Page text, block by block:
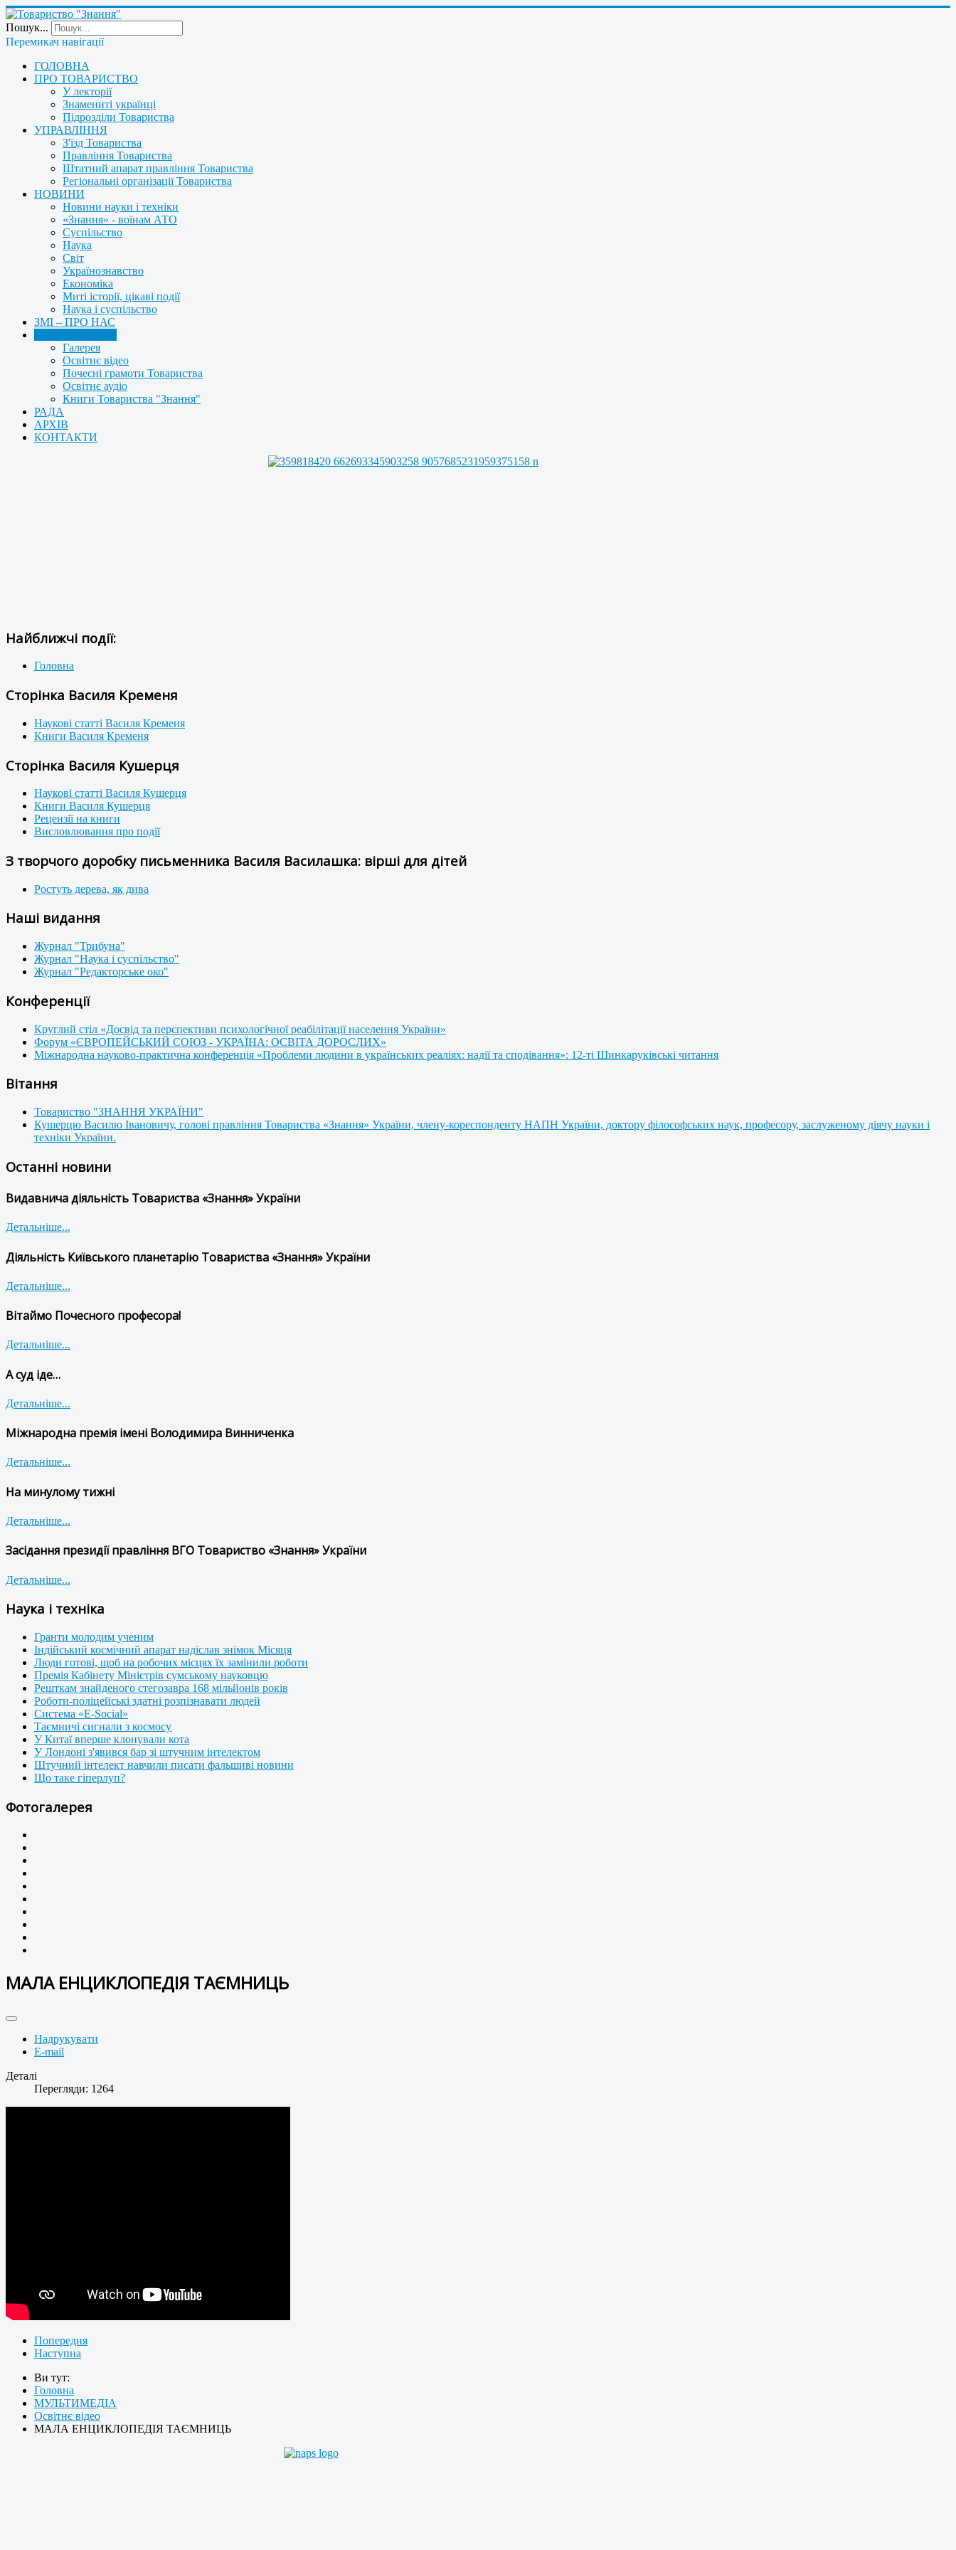
Пошук...
Перемикач навігації
ГОЛОВНА
ПРО ТОВАРИСТВО
У лекторії
Знамениті українці
Підрозділи Товариства
УПРАВЛІННЯ
З'їзд Товариства
Правління Товариства
Штатний апарат правління Товариства
Регіональні організації Товариства
НОВИНИ
Новини науки і техніки
«Знання» - воїнам АТО
Суспільство
Наука
Світ
Українознавство
Економіка
Миті історії, цікаві події
Наука і суспільство
ЗМІ – ПРО НАС
Галерея
Освітнє відео
Почесні грамоти Товариства
Освітнє аудіо
Книги Товариства "Знання"
РАДА
АРХІВ
КОНТАКТИ
Найближчі події:
Головна
Сторінка Василя Кременя
Наукові статті Василя Кременя
Книги Василя Кременя
Сторінка Василя Кушерця
Наукові статті Василя Кушерця
Книги Василя Кушерця
Рецензії на книги
Висловлювання про події
З творчого доробку письменника Василя Василашка: вірші для дітей
Ростуть дерева, як дива
Наші видання
Журнал "Трибуна"
Журнал "Наука і суспільство"
Журнал "Редакторське око"
Конференції
Круглий стіл «Досвід та перспективи психологічної реабілітації населення України»
Форум «ЄВРОПЕЙСЬКИЙ СОЮЗ - УКРАЇНА: ОСВІТА ДОРОСЛИХ»
Міжнародна науково-практична конференція «Проблеми людини в українських реаліях: надії та сподівання»: 12-ті Шинкаруківські читання
Вітання
Товариство "ЗНАННЯ УКРАЇНИ"
Кушерцю Василю Івановичу, голові правління Товариства «Знання» України, члену-кореспонденту НАПН України, доктору філософських наук, професору, заслуженому діячу науки і
техніки України.
Останні новини
Видавнича діяльність Товариства «Знання» України
Детальніше...
Діяльність Київського планетарію Товариства «Знання» України
Детальніше...
Вітаймо Почесного професора!
Детальніше...
А суд іде…
Детальніше...
Міжнародна премія імені Володимира Винниченка
Детальніше...
На минулому тижні
Детальніше...
Засідання президії правління ВГО Товариство «Знання» України
Детальніше...
Наука і техніка
Гранти молодим ученим
Індійський космічний апарат надіслав знімок Місяця
Люди готові, щоб на робочих місцях їх замінили роботи
Премія Кабінету Міністрів сумському науковцю
Решткам знайденого стегозавра 168 мільйонів років
Роботи-поліцейські здатні розпізнавати людей
Система «E-Social»
Таємничі сигнали з космосу
У Китаї вперше клонували кота
У Лондоні з'явився бар зі штучним інтелектом
Штучний інтелект навчили писати фальшиві новини
Що таке гіперлуп?
Фотогалерея
МАЛА ЕНЦИКЛОПЕДІЯ ТАЄМНИЦЬ
Надрукувати
E-mail
Деталі
Перегляди: 1264
Попередня
Наступна
Ви тут:
Головна
МУЛЬТИМЕДІА
Освітнє відео
МАЛА ЕНЦИКЛОПЕДІЯ ТАЄМНИЦЬ